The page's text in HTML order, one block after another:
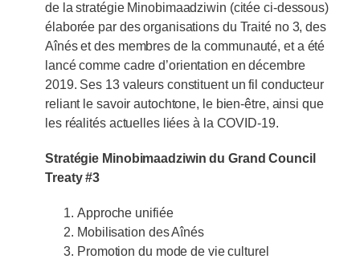
de la stratégie Minobimaadziwin (citée ci-dessous)
élaborée par des organisations du Traité no 3, des
Aînés et des membres de la communauté, et a été
lancé comme cadre d’orientation en décembre
2019. Ses 13 valeurs constituent un fil conducteur
reliant le savoir autochtone, le bien-être, ainsi que
les réalités actuelles liées à la COVID-19.
Stratégie Minobimaadziwin du Grand Council
Treaty #3
Approche unifiée
Mobilisation des Aînés
Promotion du mode de vie culturel